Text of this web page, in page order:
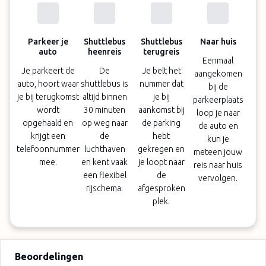
Parkeer je
auto
Je parkeert de
auto, hoort waar
je bij terugkomst
wordt
opgehaald en
krijgt een
telefoonnummer
mee.
Shuttlebus
heenreis
De
shuttlebus is
altijd binnen
30 minuten
op weg naar
de
luchthaven
en kent vaak
een flexibel
rijschema.
Shuttlebus
terugreis
Je belt het
nummer dat
je bij
aankomst bij
de parking
hebt
gekregen en
je loopt naar
de
afgesproken
plek.
Naar huis
Eenmaal
aangekomen
bij de
parkeerplaats
loop je naar
de auto en
kun je
meteen jouw
reis naar huis
vervolgen.
Beoordelingen